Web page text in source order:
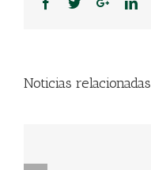
Noticias relacionadas